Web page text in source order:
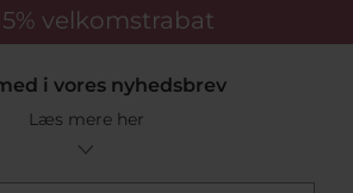
velkomstrabat
i vores nyhedsbrev
Læs mere her